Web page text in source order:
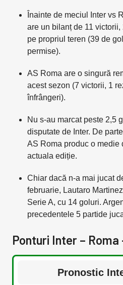
Înainte de meciul Inter vs
are un bilanț de 11
pe propriul teren (39 de
permise).
AS Roma are o singură
acest sezon (7 victorii, 1
înfrângeri).
Nu s-au marcat peste 2,5
disputate de Inter. De
AS Roma produc o medie
actuala ediție.
Chiar dacă n-a mai jucat
februarie, Lautaro
Serie A, cu 14 goluri.
precedentele 5 partide
Ponturi Inter – Roma
Pronostic